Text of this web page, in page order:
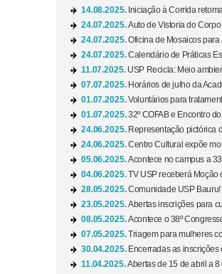
14.08.2025. Iniciação à Corrida
24.07.2025.Auto de Vistoria do
24.07.2025.Oficina de Mosaicos
24.07.2025.Calendário de Práticas
11.07.2025. USP Recicla: Meio
07.07.2025. Horários de julho da
01.07.2025.Voluntários para
01.07.2025.32º COFAB e Encontro
24.06.2025. Representação pictórica
24.06.2025.Centro Cultural expõe
05.06.2025.Acontece no campus a
04.06.2025.TV USP receberá Moção
28.05.2025.Comunidade USP Bauru!
23.05.2025.Abertas inscrições para
08.05.2025.Acontece o 38º
07.05.2025.Triagem para mulheres
30.04.2025. Encerradas as inscrições
11.04.2025.Abertas de 15 de abril a